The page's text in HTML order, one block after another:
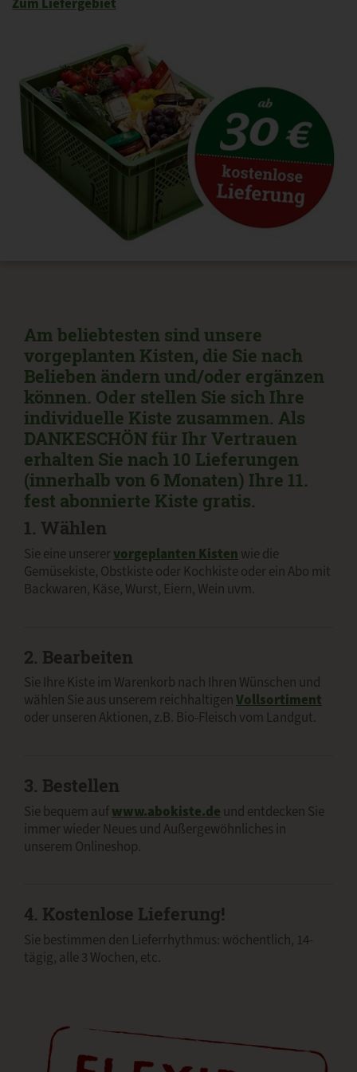
Am beliebtesten sind unsere
vorgeplanten Kisten, die Sie nach
Belieben ändern und/oder ergänzen
können. Oder stellen Sie sich Ihre
individuelle Kiste zusammen. Als
DANKESCHÖN für Ihr Vertrauen
erhalten Sie nach 10 Lieferungen
(innerhalb von 6 Monaten) Ihre 11.
fest abonnierte Kiste gratis.
1. Wählen
Sie eine unserervorgeplanten Kisten wie die
Gemüsekiste, Obstkiste oder Kochkiste oder ein Abo mit
Backwaren, Käse, Wurst, Eiern, Wein uvm.
2. Bearbeiten
Sie Ihre Kiste im Warenkorb nach Ihren Wünschen und
wählen Sie aus unserem reichhaltigenVollsortiment
oder unseren Aktionen, z.B. Bio-Fleisch vom Landgut.
3. Bestellen
Sie bequem aufwww.abokiste.de und entdecken Sie
immer wieder Neues und Außergewöhnliches in
unserem Onlineshop.
4. Kostenlose Lieferung!
Sie bestimmen den Lieferrhythmus: wöchentlich, 14-
tägig, alle 3 Wochen, etc.